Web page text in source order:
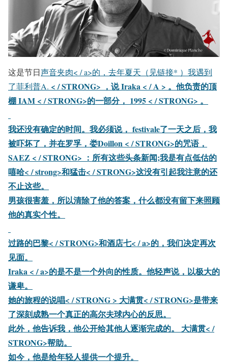
这是节日声音夹肉< / a>的，去年夏天（见链接* ）我遇到
了菲利普A. < / STRONG> ，说Iraka < / A > 。他负责的顶
棚IAM < / STRONG>的一部分， 1995 < / STRONG> 。
我还没有确定的时间。我必须说， festivale了一天之后，我
被吓坏了，并在罗孚，娄Doillon < / STRONG>的咒语，
SAEZ < / STRONG> ：所有这些头条新闻;我是有点低估的
嘻哈< / strong>和猛击< / STRONG>这没有引起我注意的还
不止这些。
男孩很害羞，所以清除了他的答案，什么都没有留下来照顾
他的真实个性。
过路的巴黎< / STRONG>和酒店七< / a>的，我们决定再次
见面。
Iraka < / a>的是不是一个外向的性质。他轻声说，以极大的
谦卑。
她的旅程的说唱< / STRONG > 大满贯< / STRONG>是带来
了深刻成熟一个真正的高尔夫球内心的反思。
此外，他告诉我，他公开给其他人逐渐完成的。 大满贯< /
STRONG>帮助。
如今，他是给年轻人提供一个提升。